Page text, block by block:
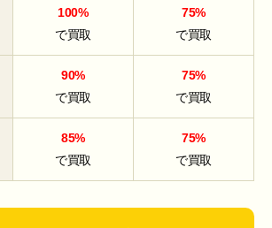
100%
で買取
75%
で買取
90%
で買取
75%
で買取
85%
で買取
75%
で買取